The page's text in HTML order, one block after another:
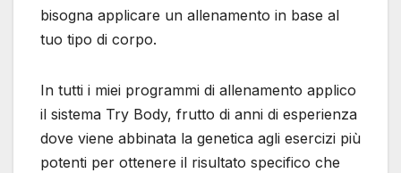
bisogna applicare un allenamento in base al
tuo tipo di corpo.
In tutti i miei programmi di allenamento applico
il sistema Try Body, frutto di anni di esperienza
dove viene abbinata la genetica agli esercizi più
potenti per ottenere il risultato specifico che